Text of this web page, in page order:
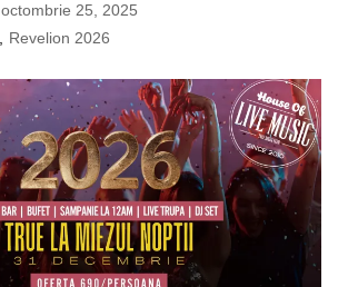
octombrie 25, 2025
Revelion 2026